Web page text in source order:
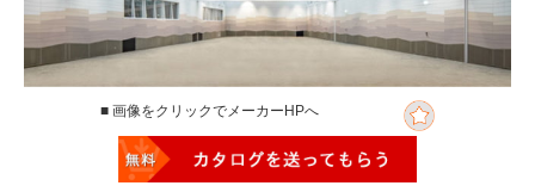
■ 画像をクリックでメーカーHPへ